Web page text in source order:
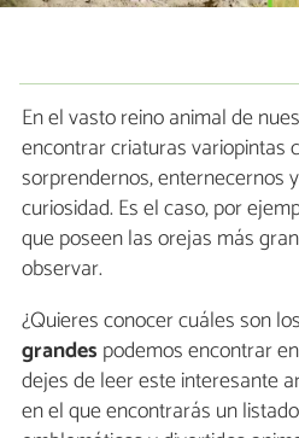
En el vasto reino animal de
encontrar criaturas variopintas
sorprendernos, enternecernos
curiosidad. Es el caso, por
que poseen las orejas más
observar.
¿Quieres conocer cuáles son los
grandes podemos encontrar
dejes de leer este interesante
en el que encontrarás un